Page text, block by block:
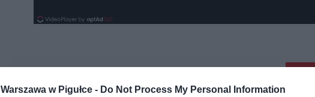
Warszawa w Pigułce - Do Not Process My Personal Information